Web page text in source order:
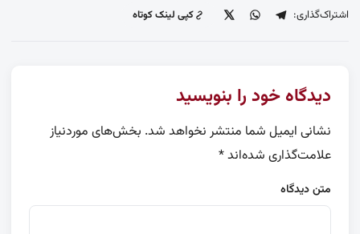
اشتراک‌گذاری:
کپی لینک کوتاه
دیدگاه خود را بنویسید
نشانی ایمیل شما منتشر نخواهد شد. بخش‌های موردنیاز
علامت‌گذاری شده‌اند*
متن دیدگاه